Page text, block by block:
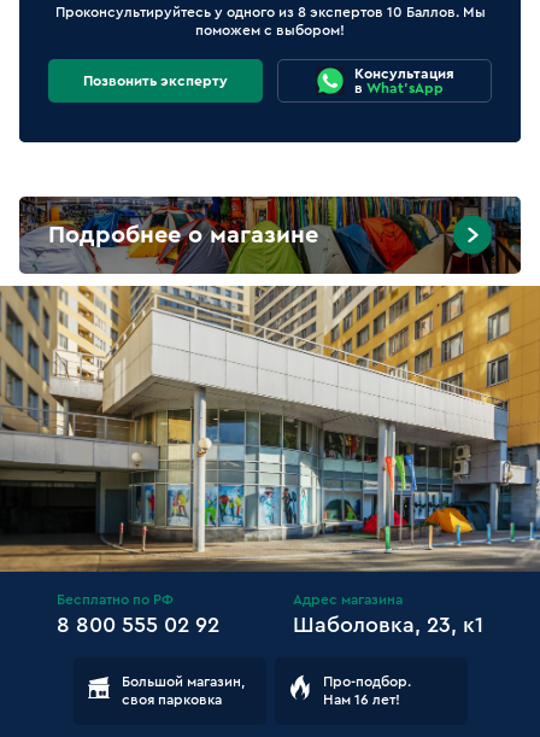
Проконсультируйтесь у одного из 8 экспертов 10 Баллов. Мы
поможем с выбором!
Позвонить эксперту
Консультация
в What'sApp
Подробнее о магазине
Бесплатно по РФ
8 800 555 02 92
Адрес магазина
Шаболовка, 23, к1
Большой магазин,
своя парковка
Про-подбор.
Нам 16 лет!